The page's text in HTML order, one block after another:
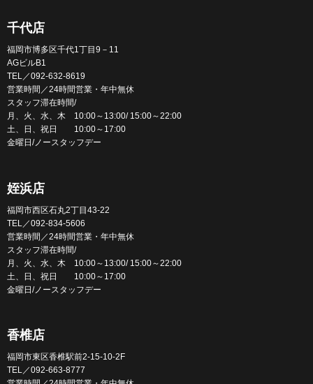
千代店
福岡市博多区千代1丁目9－11
AGビルB1
TEL／092-632-8619
営業時間／24時間営業・年中無休
スタッフ滞在時間/
月、火、水、木 10:00～13:00/ 15:00～22:00
土、日、祝日 10:00～17:00
金曜日/ノースタッフデー
姪浜店
福岡市西区石丸2丁目43-22
TEL／092-834-5606
営業時間／24時間営業・年中無休
スタッフ滞在時間/
月、火、水、木 10:00～13:00/ 15:00～22:00
土、日、祝日 10:00～17:00
金曜日/ノースタッフデー
香椎店
福岡市東区香椎駅前2-15-10-2F
TEL／092-663-8777